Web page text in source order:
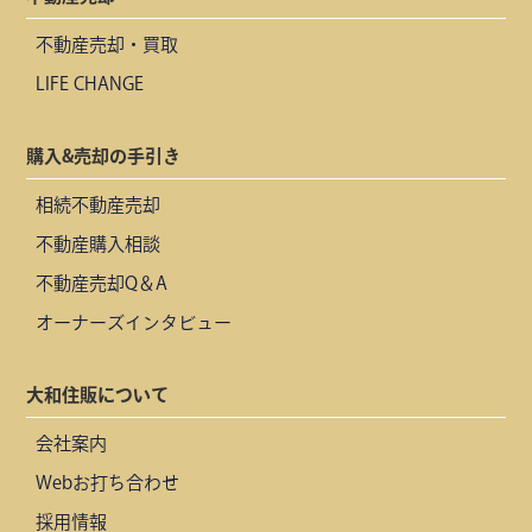
不動産売却・買取
LIFE CHANGE
購入&売却の手引き
相続不動産売却
不動産購入相談
不動産売却Q＆A
オーナーズインタビュー
大和住販について
会社案内
Webお打ち合わせ
採用情報